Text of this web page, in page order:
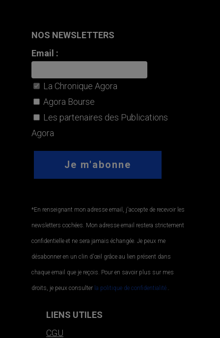
NOS NEWSLETTERS
Email :
La Chronique Agora
Agora Bourse
Les partenaires des Publications
Agora
*En renseignant mon adresse email, j'accepte de recevoir les
newsletters cochées. Mon adresse email restera strictement
confidentielle et ne sera jamais échangée. Je peux me
désabonner en un clin d'œil grâce au lien présent dans
chaque email que je reçois. Pour en savoir plus sur mes
droits, je peux consulter la politique de confidentialité..
LIENS UTILES
CGU